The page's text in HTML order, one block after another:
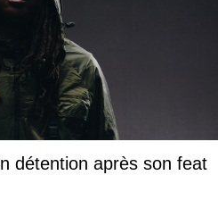
détention après son feat